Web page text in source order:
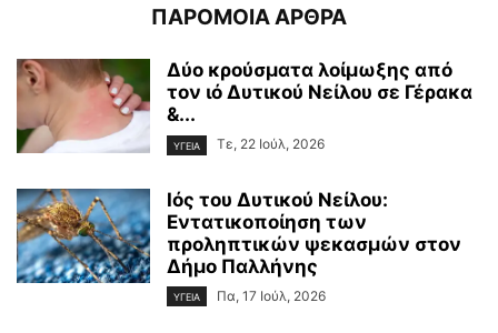
ΠΑΡΟΜΟΙΑ ΑΡΘΡΑ
Δύο κρούσματα λοίμωξης από
τον ιό Δυτικού Νείλου σε Γέρακα
&...
ΥΓΕΙΑ Τε, 22 Ιούλ, 2026
Ιός του Δυτικού Νείλου:
Εντατικοποίηση των
προληπτικών ψεκασμών στον
Δήμο Παλλήνης
ΥΓΕΙΑ Πα, 17 Ιούλ, 2026